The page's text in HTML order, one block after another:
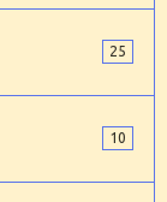
25
10